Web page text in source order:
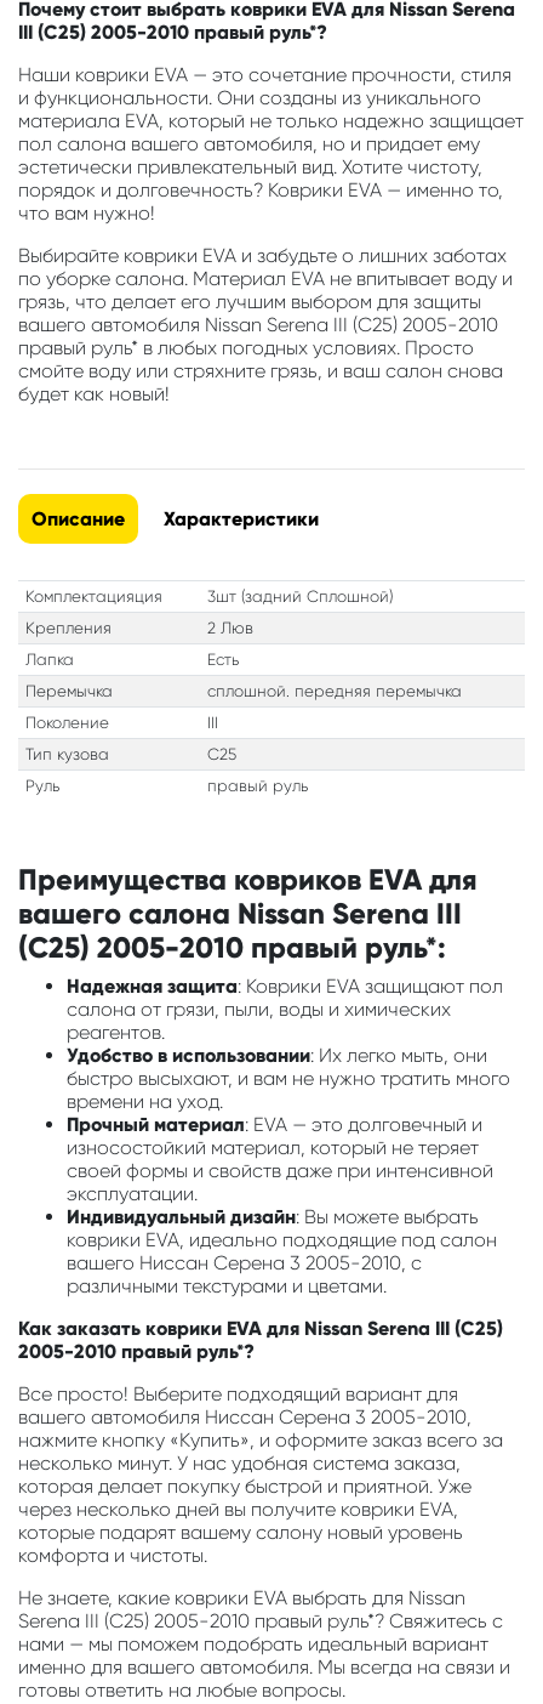
Почему стоит выбрать коврики EVA для Nissan Serena
III (C25) 2005-2010 правый руль*?
Наши коврики EVA — это сочетание прочности, стиля
и функциональности. Они созданы из уникального
материала EVA, который не только надежно защищает
пол салона вашего автомобиля, но и придает ему
эстетически привлекательный вид. Хотите чистоту,
порядок и долговечность? Коврики EVA — именно то,
что вам нужно!
Выбирайте коврики EVA и забудьте о лишних заботах
по уборке салона. Материал EVA не впитывает воду и
грязь, что делает его лучшим выбором для защиты
вашего автомобиля Nissan Serena III (C25) 2005-2010
правый руль* в любых погодных условиях. Просто
смойте воду или стряхните грязь, и ваш салон снова
будет как новый!
Описание Характеристики
Комплектацияция
3шт (задний Сплошной)
Крепления
2 Люв
Лапка
Есть
Перемычка
сплошной. передняя перемычка
Поколение
III
Тип кузова
C25
Руль
правый руль
Преимущества ковриков EVA для
вашего салона Nissan Serena III
(C25) 2005-2010 правый руль*:
Надежная защита: Коврики EVA защищают пол
салона от грязи, пыли, воды и химических
реагентов.
Удобство в использовании: Их легко мыть, они
быстро высыхают, и вам не нужно тратить много
времени на уход.
Прочный материал: EVA — это долговечный и
износостойкий материал, который не теряет
своей формы и свойств даже при интенсивной
эксплуатации.
Индивидуальный дизайн: Вы можете выбрать
коврики EVA, идеально подходящие под салон
вашего Ниссан Серена 3 2005-2010, с
различными текстурами и цветами.
Как заказать коврики EVA для Nissan Serena III (C25)
2005-2010 правый руль*?
Все просто! Выберите подходящий вариант для
вашего автомобиля Ниссан Серена 3 2005-2010,
нажмите кнопку «Купить», и оформите заказ всего за
несколько минут. У нас удобная система заказа,
которая делает покупку быстрой и приятной. Уже
через несколько дней вы получите коврики EVA,
которые подарят вашему салону новый уровень
комфорта и чистоты.
Не знаете, какие коврики EVA выбрать для Nissan
Serena III (C25) 2005-2010 правый руль*? Свяжитесь с
нами — мы поможем подобрать идеальный вариант
именно для вашего автомобиля. Мы всегда на связи и
готовы ответить на любые вопросы.